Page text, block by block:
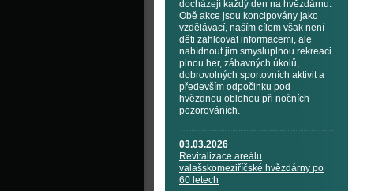
docházejí každý den na hvězdárnu.
Obě akce jsou koncipovány jako
vzdělávací, naším cílem však není
děti zahlcovat informacemi, ale
nabídnout jim smysluplnou rekreaci
plnou her, zábavných úkolů,
dobrovolných sportovních aktivit a
především odpočinku pod
hvězdnou oblohou při nočních
pozorováních.
03.03.2026
Revitalizace areálu
valašskomeziříčské hvězdárny po
60 letech